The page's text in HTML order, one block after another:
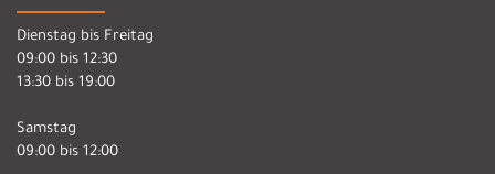
Dienstag bis Freitag
09:00 bis 12:30
13:30 bis 19:00
Samstag
09:00 bis 12:00